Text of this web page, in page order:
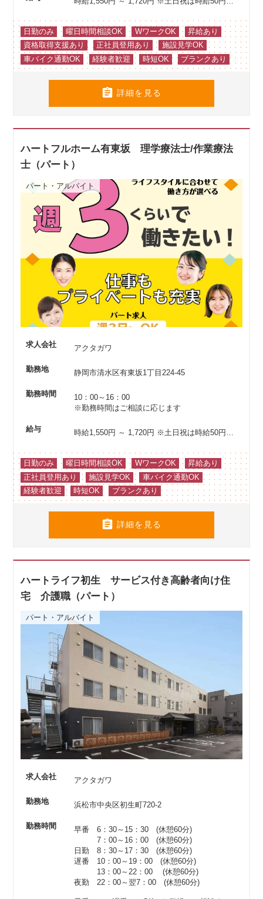
日勤のみ 曜日時間相談OK WワークOK
昇給あり
資格取得支援あり
正社員登用あり
施設見学OK
車バイク通勤OK
経験者歓迎 時短OK ブランクあり
 詳細を見る
ハートフルホーム有東坂 理学療法士/作業療法
士（パート）
パート・アルバイト
求人会社 アクタガワ
勤務地 静岡市清水区有東坂1丁目224-45
勤務時間
10：00～16：00
※勤務時間はご相談に応じます
給与 時給1,550円 ～ 1,720円 ※土日祝は時給50円アップ
日勤のみ 曜日時間相談OK WワークOK
昇給あり
正社員登用あり
施設見学OK
車バイク通勤OK
経験者歓迎
時短OK ブランクあり
 詳細を見る
ハートライフ初生 サービス付き高齢者向け住
宅 介護職（パート）
パート・アルバイト
求人会社 アクタガワ
勤務地 浜松市中央区初生町720-2
勤務時間
早番 6：30～15：30 (休憩60分)
7：00～16：00 (休憩60分)
日勤 8：30～17：30 (休憩60分)
遅番 10：00～19：00 (休憩60分)
13：00～22：00 (休憩60分)
夜勤 22：00～翌7：00 (休憩60分)